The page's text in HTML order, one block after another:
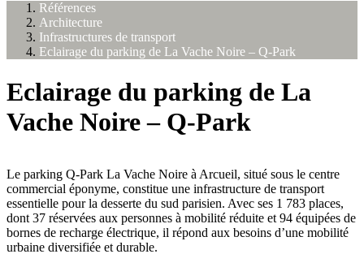
Références
Architecture
Infrastructures de transport
Eclairage du parking de La Vache Noire – Q-Park
Eclairage du parking de La
Vache Noire – Q-Park
Le parking Q-Park La Vache Noire à Arcueil, situé sous le centre
commercial éponyme, constitue une infrastructure de transport
essentielle pour la desserte du sud parisien. Avec ses 1 783 places,
dont 37 réservées aux personnes à mobilité réduite et 94 équipées de
bornes de recharge électrique, il répond aux besoins d’une mobilité
urbaine diversifiée et durable.